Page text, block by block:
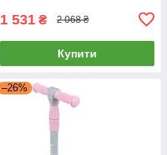
1 531 ₴ 2 068 ₴
Купити
–26%